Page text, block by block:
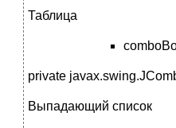
Таблица
private
Выпадающий список